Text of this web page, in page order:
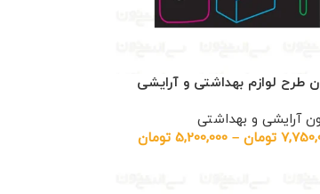
طرح لوازم بهداشتی و آرایشی
آرایشی و بهداشتی
تومان –
5,200,000 تومان